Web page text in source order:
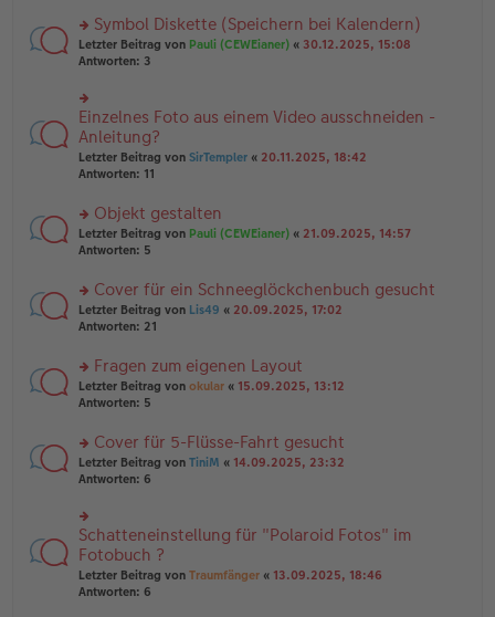
B
ei
tr
n
g
el
e
n
er
B
ei
tr
g
rs
te
u
n
g
el
es
e
er
B
ei
tr
g
Symbol Diskette (Speichern bei Kalendern)
Letzter Beitrag von Pauli (CEWEianer) « 30.12.2025, 15:08
Antworten: 3
rs
te
r
u
n
el
es
e
B
ei
tr
g
Einzelnes Foto aus einem Video ausschneiden -
Anleitung?
Letzter Beitrag von SirTempler « 20.11.2025, 18:42
Antworten: 11
rs
te
n
g
el
e
n
er
tr
a
g
Objekt gestalten
Letzter Beitrag von Pauli (CEWEianer) « 21.09.2025, 14:57
Antworten: 5
rs
te
n
g
el
e
n
er
tr
a
g
Cover für ein Schneeglöckchenbuch gesucht
Letzter Beitrag von Lis49 « 20.09.2025, 17:02
Antworten: 21
rs
te
n
g
el
e
n
er
B
ei
tr
Fragen zum eigenen Layout
Letzter Beitrag von okular « 15.09.2025, 13:12
Antworten: 5
rs
te
u
n
g
el
es
e
Cover für 5-Flüsse-Fahrt gesucht
Letzter Beitrag von TiniM « 14.09.2025, 23:32
Antworten: 6
rs
te
r
u
n
Schatteneinstellung für "Polaroid Fotos" im
Fotobuch ?
Letzter Beitrag von Traumfänger « 13.09.2025, 18:46
Antworten: 6